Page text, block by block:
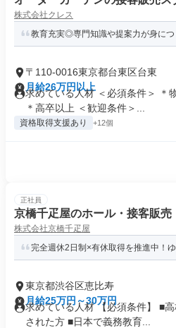
株式会社クレス
教育充実◎専門知識や提案力が身に
〒110-0016東京都台東区台東
月給26万円以上
求めている人材 ＜必須条件＞ ＊
＊高卒以上 ＜歓迎条件＞...
資格取得支援あり +12個
正社員
京橋千疋屋のホール・接客販売
株式会社京橋千疋屋
完全週休2日制×有休取得を推進中！
東京都渋谷区恵比寿
月給25万円～30万円
求めている人材 【必須条件】 ■
された方 ■日本で義務教育...